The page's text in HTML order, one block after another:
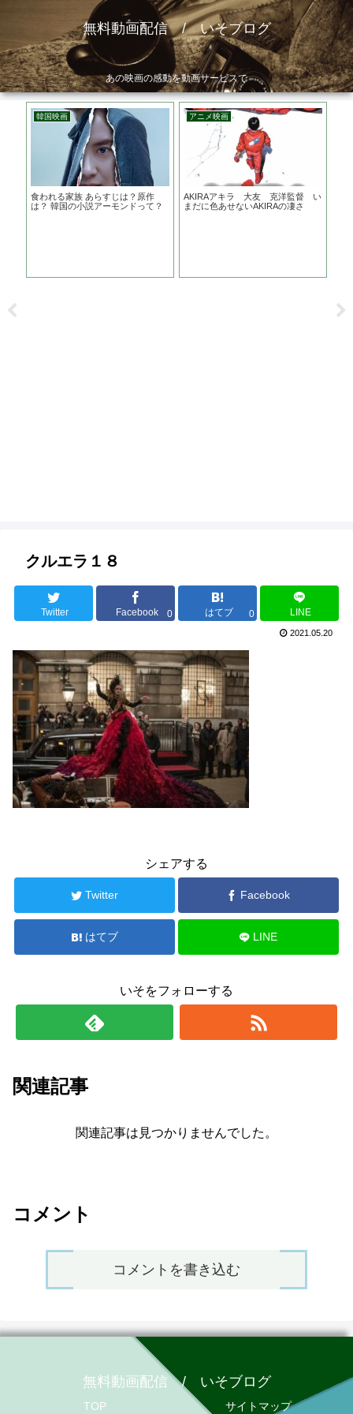
無料動画配信 / いそブログ
あの映画の感動を動画サービスで
韓国映画
食われる家族 あらすじは？原作
は？ 韓国の小説アーモンドって？
アニメ映画
AKIRAアキラ 大友 克洋監督 い
まだに色あせないAKIRAの凄さ
クルエラ１８
Twitter Facebook 0 はてブ 0 LINE
2021.05.20
シェアする
Twitter Facebook
はてブ LINE
いそをフォローする
関連記事
関連記事は見つかりませんでした。
コメント
コメントを書き込む
無料動画配信 / いそブログ
TOP サイトマップ